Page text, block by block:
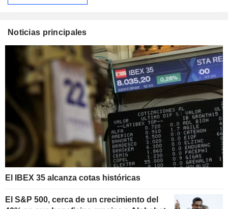
Noticias principales
El IBEX 35 alcanza cotas históricas
El S&P 500, cerca de un crecimiento del